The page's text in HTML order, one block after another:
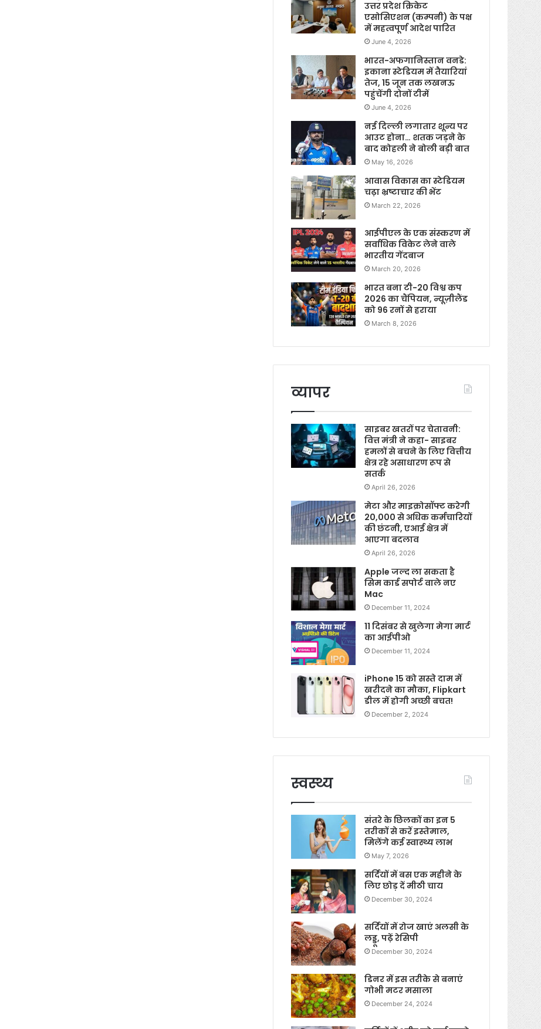
उत्तर प्रदेश क्रिकेट
एसोसिएशन (कम्पनी) के पक्ष
में महत्वपूर्ण आदेश पारित
June 4, 2026
भारत-अफगानिस्तान वनडे:
इकाना स्टेडियम में तैयारियां
तेज, 15 जून तक लखनऊ
पहुंचेंगी दोनों टीमें
June 4, 2026
नई दिल्ली लगातार शून्य पर
आउट होना… शतक जड़ने के
बाद कोहली ने बोली बड़ी बात
May 16, 2026
आवास विकास का स्टेडियम
चढ़ा भ्रष्टाचार की भेंट
March 22, 2026
आईपीएल के एक संस्करण में
सर्वाधिक विकेट लेने वाले
भारतीय गेंदबाज
March 20, 2026
भारत बना टी-20 विश्व कप
2026 का चैंपियन, न्यूज़ीलैंड
को 96 रनों से हराया
March 8, 2026
व्यापर
साइबर खतरों पर चेतावनी:
वित्त मंत्री ने कहा- साइबर
हमलों से बचने के लिए वित्तीय
क्षेत्र रहे असाधारण रूप से
सतर्क
April 26, 2026
मेटा और माइक्रोसॉफ्ट करेगी
20,000 से अधिक कर्मचारियों
की छंटनी, एआई क्षेत्र में
आएगा बदलाव
April 26, 2026
Apple जल्द ला सकता है
सिम कार्ड सपोर्ट वाले नए
Mac
December 11, 2024
11 दिसंबर से खुलेगा मेगा मार्ट
का आईपीओ
December 11, 2024
iPhone 15 को सस्ते दाम में
खरीदने का मौका, Flipkart
डील में होगी अच्छी बचत!
December 2, 2024
स्वस्थ्य
संतरे के छिलकों का इन 5
तरीकों से करें इस्तेमाल,
मिलेंगे कई स्वास्थ्य लाभ
May 7, 2026
सर्दियों में बस एक महीने के
लिए छोड़ दें मीठी चाय
December 30, 2024
सर्दियों में रोज खाएं अलसी के
लड्डू, पढ़ें रेसिपी
December 30, 2024
डिनर में इस तरीके से बनाएं
गोभी मटर मसाला
December 24, 2024